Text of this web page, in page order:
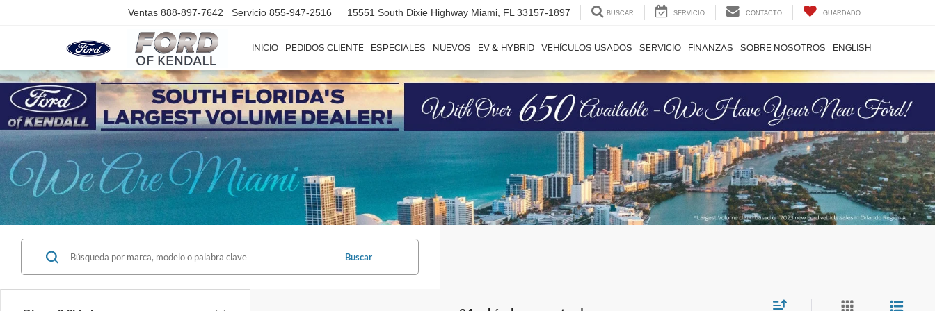
Ventas 888-897-7642 Servicio 855-947-2516 15551 South Dixie Highway Miami, FL 33157-1897 BUSCAR SERVICIO CONTACTO GUARDADO
INICIO PEDIDOS CLIENTE ESPECIALES NUEVOS EV & HYBRID VEHÍCULOS USADOS SERVICIO FINANZAS SOBRE NOSOTROS ENGLISH
Buscar